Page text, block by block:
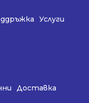
Услуги
Доставка